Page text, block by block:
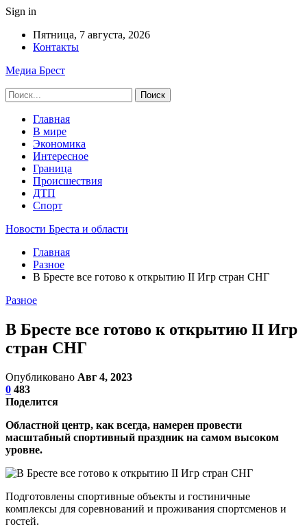
Sign in
Пятница, 7 августа, 2026
Контакты
Медиа Брест
Главная
В мире
Экономика
Интересное
Граница
Происшествия
ДТП
Спорт
Новости Бреста и области
Главная
Разное
В Бресте все готово к открытию II Игр стран СНГ
Разное
В Бресте все готово к открытию II Игр
стран СНГ
Опубликовано Авг 4, 2023
0 483
Поделится
Областной центр, как всегда, намерен провести
масштабный спортивный праздник на самом высоком
уровне.
Подготовлены спортивные объекты и гостиничные
комплексы для соревнований и проживания спортсменов и
гостей.